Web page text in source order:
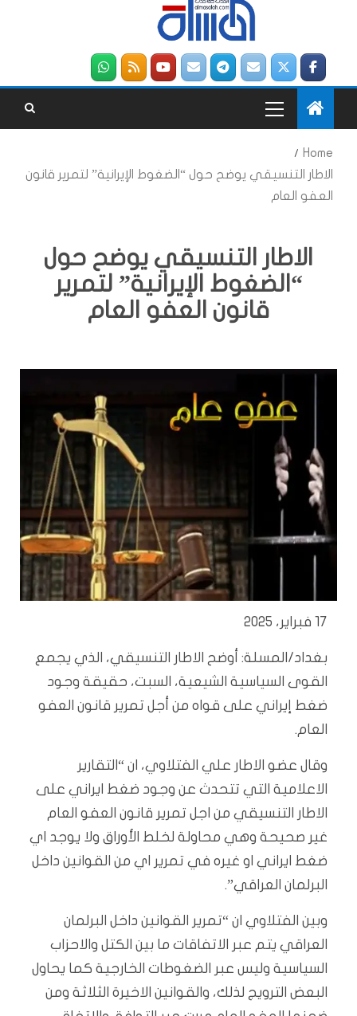
Home
الاطار التنسيقي يوضح حول “الضغوط الإيرانية” لتمرير قانون
العفو العام
الاطار التنسيقي يوضح حول
“الضغوط الإيرانية” لتمرير
قانون العفو العام
17 فبراير، 2025
بغداد/المسلة: أوضح الاطار التنسيقي، الذي يجمع
القوى السياسية الشيعية، السبت، حقيقة وجود
ضغط إيراني على قواه من أجل تمرير قانون العفو
العام.
وقال عضو الاطار علي الفتلاوي، ان “التقارير
الاعلامية التي تتحدث عن وجود ضغط ايراني على
الاطار التنسيقي من اجل تمرير قانون العفو العام
غير صحيحة وهي محاولة لخلط الأوراق ولا يوجد اي
ضغط ايراني او غيره في تمرير اي من القوانين داخل
البرلمان العراقي”.
وبين الفتلاوي ان “تمرير القوانين داخل البرلمان
العراقي يتم عبر الاتفاقات ما بين الكتل والاحزاب
السياسية وليس عبر الضغوطات الخارجية كما يحاول
البعض الترويج لذلك، والقوانين الاخيرة الثلاثة ومن